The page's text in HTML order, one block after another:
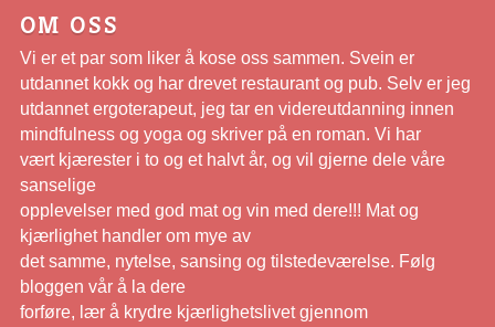
OM OSS
Vi er et par som liker å kose oss sammen. Svein er
utdannet kokk og har drevet restaurant og pub. Selv er jeg
utdannet ergoterapeut, jeg tar en videreutdanning innen
mindfulness og yoga og skriver på en roman. Vi har
vært kjærester i to og et halvt år, og vil gjerne dele våre
sanselige
opplevelser med god mat og vin med dere!!! Mat og
kjærlighet handler om mye av
det samme, nytelse, sansing og tilstedeværelse. Følg
bloggen vår å la dere
forføre, lær å krydre kjærlighetslivet gjennom